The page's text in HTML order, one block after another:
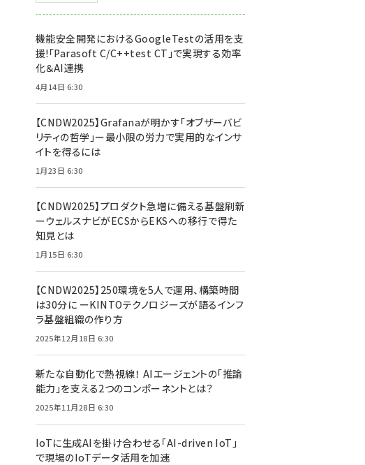
機能安全開発におけるGoogleTestの活用を支
援!「Parasoft C/C++test CT」で実現する効率
化＆AI連携
4月14日 6:30
【CNDW2025】Grafanaが明かす「オブザーバビ
リティの哲学」ー最小限の労力で実用的なインサ
イトを得るには
1月23日 6:30
【CNDW2025】プロダクト急増に備える基盤刷新
ーウェルスナビがECSからEKSへの移行で得た
知見とは
1月15日 6:30
【CNDW2025】250環境を5人で運用、構築時間
は30分に ーKINTOテクノロジーズが語るインフ
ラ基盤組織の作り方
2025年12月18日 6:30
新たな自動化で熱視線！ AIエージェントの「推論
能力」を支える2つのコンポーネントとは？
2025年11月28日 6:30
IoTに生成AIを掛け合わせる「AI-driven IoT」
で現場のIoTデータ活用を加速